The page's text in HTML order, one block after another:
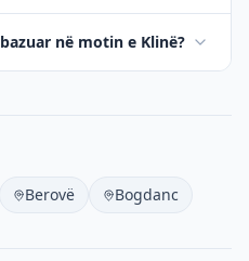
në motin e Klinë?
Berovë Bogdanc